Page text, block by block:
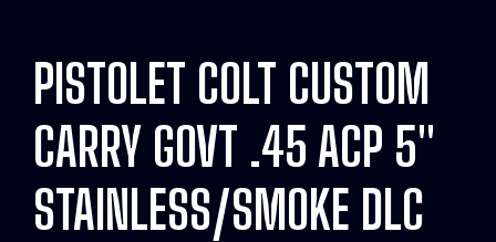
PISTOLET COLT CUSTOM
CARRY GOVT .45 ACP 5″
STAINLESS/SMOKE DLC